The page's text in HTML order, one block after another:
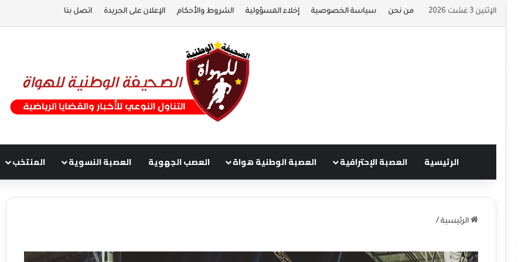
الإثنين 3 غشت 2026 من نحن سياسة الخصوصية إخلاء المسؤولية الشروط والأحكام الإعلان على الجريدة اتصل بنا
الرئيسية العصبة الإحترافية العصبة الوطنية هواة العصب الجهوية العصبة النسوية المنتخب
الرئيسية /